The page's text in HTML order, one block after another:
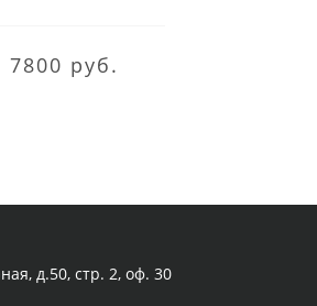
7800 руб.
д.50, стр. 2, оф. 30